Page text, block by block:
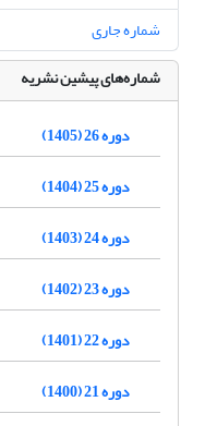
شماره جاری
شماره‌های پیشین نشریه
دوره 26 (1405)
دوره 25 (1404)
دوره 24 (1403)
دوره 23 (1402)
دوره 22 (1401)
دوره 21 (1400)